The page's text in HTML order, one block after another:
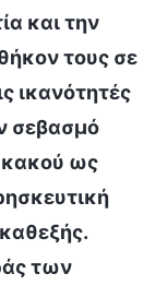
και την
τους σε
ικανότητές
σεβασμό
κακού ως
των